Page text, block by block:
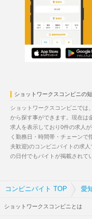
ショットワークスコンビニの
ショットワークスコンビニでは
から探す事ができます。現在は
求人を表示しており0件の求人
く勤務日・時間帯・チェーン
夫歓迎)のコンビニバイトの求人
の日付でもバイトが掲載されて
コンビニバイト TOP 愛
ショットワークスコンビニとは